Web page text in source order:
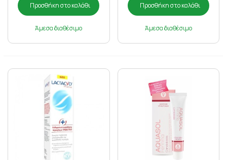
Προσθήκη στο καλάθι
Άμεσα διαθέσιμο
Προσθήκη στο καλάθι
Άμεσα διαθέσιμο